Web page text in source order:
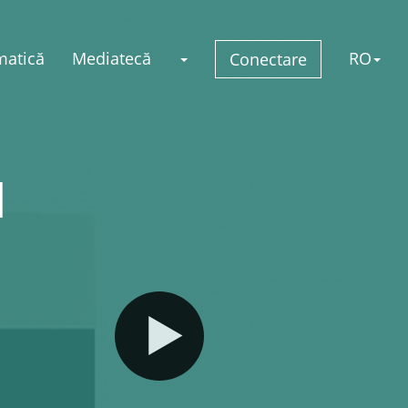
Mediatecă Conectare RO